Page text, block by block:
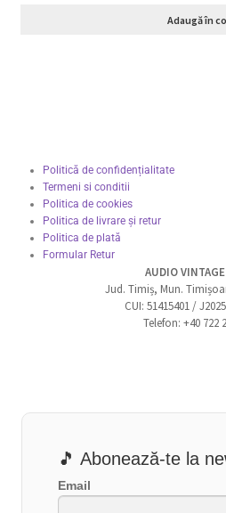
Adaugă în
Politică de confidențialitate
Termeni si conditii
Politica de cookies
Politica de livrare și retur
Politica de plată
Formular Retur
AUDIO
Jud. Timiș, Mun.
CUI: 51415401 /
Telefon: +40 722
🎵 Abonează-te la
Email